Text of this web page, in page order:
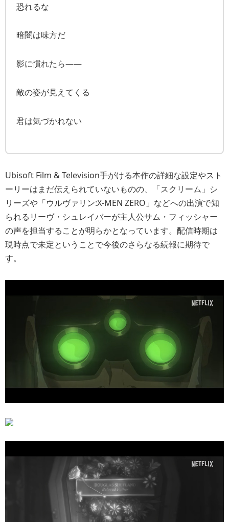
恐れるな
暗闇は味方だ
影に慣れたら――
敵の姿が見えてくる
君は気づかれない
Ubisoft Film & Television手がける本作の詳細な設定やスト
ーリーはまだ伝えられていないものの、「スクリーム」シ
リーズや「ウルヴァリン:X-MEN ZERO」などへの出演で知
られるリーヴ・シュレイバーが主人公サム・フィッシャー
の声を担当することが明らかとなっています。配信時期は
現時点で未定ということで今後のさらなる続報に期待で
す。